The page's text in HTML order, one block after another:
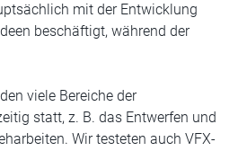
mit der Entwicklung
beschäftigt, während der
viele Bereiche der
statt, z. B. das Entwerfen und
Wir testeten auch VFX-